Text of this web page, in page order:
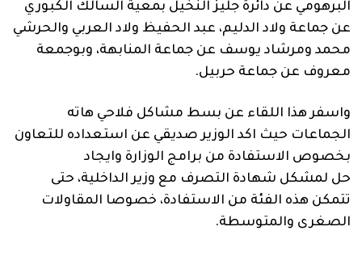
البرهومي عن دائرة جليز النخيل بمعية السالك الكبوري
عن جماعة ولاد الدليم، عبد الحفيظ ولاد العربي والحرشي
محمد ومرشاد يوسف عن جماعة المنابهة، وبوجمعة
معروف عن جماعة حربيل.
واسفر هذا اللقاء عن بسط مشاكل فلاحي هاته
الجماعات حيث اكد الوزير صديقي عن استعداده للتعاون
بخصوص الاستفادة من برامج الوزارة وايجاد
حل لمشكل شهادة التصرف مع وزير الداخلية، حتى
تتمكن هذه الفئة من الاستفادة، خصوصا المقاولات
الصغرى والمتوسطة.